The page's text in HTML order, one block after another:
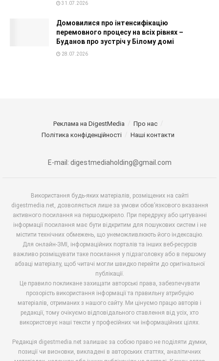
31.07.2026
Домовилися про інтенсифікацію
перемовного процесу на всіх рівнях –
Буданов про зустріч у Білому домі
28.07.2026
Реклама на DigestMedia
Про нас
Політика конфіденційності
Наші контакти
E-mail: digestmediaholding@gmail.com
Використання будь-яких матеріалів, розміщених на сайті
digestmedia.net, дозволяється лише за умови обов’язкового вказання
активного посилання на першоджерело. При передруку або цитуванні
інформації посилання має бути відкритим для пошукових систем і не
містити технічних обмежень, що унеможливлюють його індексацію.
Для онлайн-ЗМІ, інформаційних порталів та інших веб-ресурсів
важливо розміщувати таке посилання у підзаголовку або в першому
абзаці матеріалу, щоб читачі могли швидко перейти до оригінальної
публікації.
Це правило покликане захищати авторські права, забезпечувати
прозорість використання інформації та правильну атрибуцію
матеріалів, отриманих з нашого сайту. Ми цінуємо працю авторів і
редакції, тому очікуємо відповідального ставлення від усіх, хто
використовує наші тексти у професійних чи інформаційних цілях.
Редакція digestmedia.net залишає за собою право не поділяти думки,
позиції чи висновки, викладені в авторських статтях, аналітичних